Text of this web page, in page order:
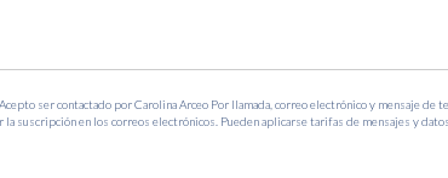
atención debido a su revitalización y desarrollo
ser contactado por Carolina Arceo Por llamada, correo electrónico y mensaje
la suscripción en los correos electrónicos. Pueden aplicarse tarifas de mensajes y